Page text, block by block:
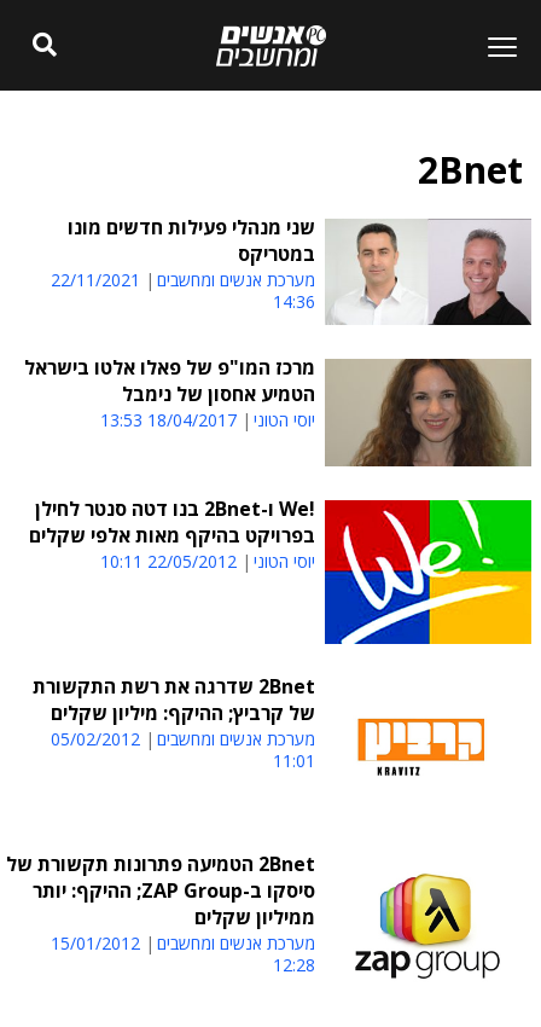
2Bnet
שני מנהלי פעילות חדשים מונו
במטריקס
מערכת אנשים ומחשבים
22/11/2021
14:36
מרכז המו"פ של פאלו אלטו בישראל
הטמיע אחסון של נימבל
יוסי הטוני 18/04/2017 13:53
!We ו-2Bnet בנו דטה סנטר לחילן
בפרויקט בהיקף מאות אלפי שקלים
יוסי הטוני 22/05/2012 10:11
2Bnet שדרגה את רשת התקשורת
של קרביץ; ההיקף: מיליון שקלים
מערכת אנשים ומחשבים
05/02/2012
11:01
2Bnet הטמיעה פתרונות תקשורת של
סיסקו ב-ZAP Group; ההיקף: יותר
ממיליון שקלים
מערכת אנשים ומחשבים
15/01/2012
12:28